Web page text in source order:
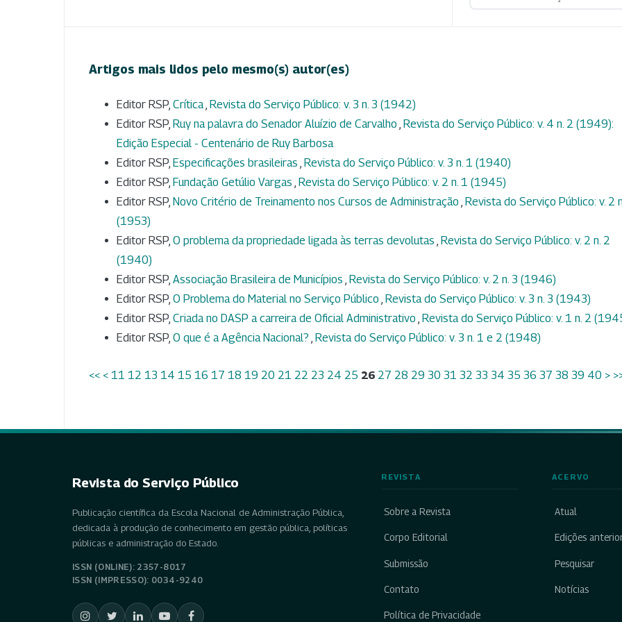
Artigos mais lidos pelo mesmo(s) autor(es)
Editor RSP, Crítica, Revista do Serviço Público: v. 3 n. 3 (1942)
Editor RSP, Ruy na palavra do Senador Aluízio de Carvalho , Revista do Serviço Público: v. 4 n. 2 (1949):
Edição Especial - Centenário de Ruy Barbosa
Editor RSP, Especificações brasileiras , Revista do Serviço Público: v. 3 n. 1 (1940)
Editor RSP, Fundação Getúlio Vargas , Revista do Serviço Público: v. 2 n. 1 (1945)
Editor RSP, Novo Critério de Treinamento nos Cursos de Administração , Revista do Serviço Público: v. 2
(1953)
Editor RSP, O problema da propriedade ligada às terras devolutas , Revista do Serviço Público: v. 2 n. 2
(1940)
Editor RSP, Associação Brasileira de Municípios , Revista do Serviço Público: v. 2 n. 3 (1946)
Editor RSP, O Problema do Material no Serviço Público , Revista do Serviço Público: v. 3 n. 3 (1943)
Editor RSP, Criada no DASP a carreira de Oficial Administrativo , Revista do Serviço Público: v. 1 n. 2
Editor RSP, O que é a Agência Nacional? , Revista do Serviço Público: v. 3 n. 1 e 2 (1948)
<< < 11 12 13 14 15 16 17 18 19 20 21 22 23 24 25 26 27 28 29 30 31 32 33 34 35 36 37 38 39 40 >
Revista do Serviço Público
Publicação científica da Escola Nacional de Administração Pública,
dedicada à produção de conhecimento em gestão pública, políticas
públicas e administração do Estado.
ISSN (ONLINE): 2357-8017
ISSN (IMPRESSO): 0034-9240
REVISTA
Sobre a Revista
Corpo Editorial
Submissão
Contato
Política de Privacidade
ACERVO
Atual
Edições
Pesquisar
Notícias